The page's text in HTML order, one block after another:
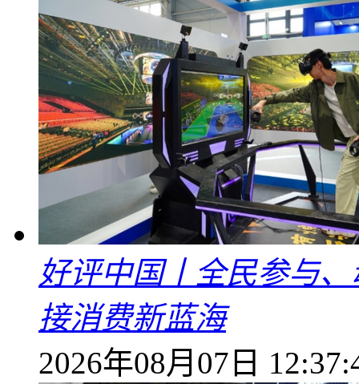
好评中国丨全民参与
接消费新蓝海
2026年08月07日